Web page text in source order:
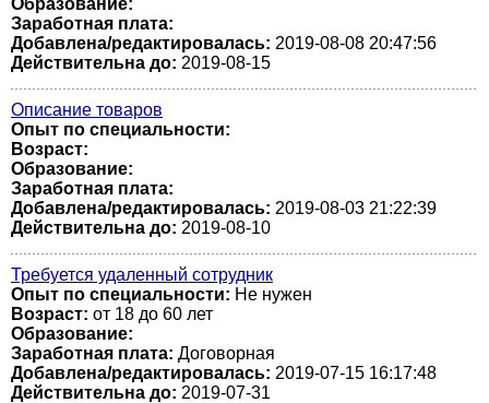
Образование:
Заработная плата:
Добавлена/редактировалась: 2019-08-08 20:47:56
Действительна до: 2019-08-15
Описание товаров
Опыт по специальности:
Возраст:
Образование:
Заработная плата:
Добавлена/редактировалась: 2019-08-03 21:22:39
Действительна до: 2019-08-10
Требуется удаленный сотрудник
Опыт по специальности: Не нужен
Возраст: от 18 до 60 лет
Образование:
Заработная плата: Договорная
Добавлена/редактировалась: 2019-07-15 16:17:48
Действительна до: 2019-07-31